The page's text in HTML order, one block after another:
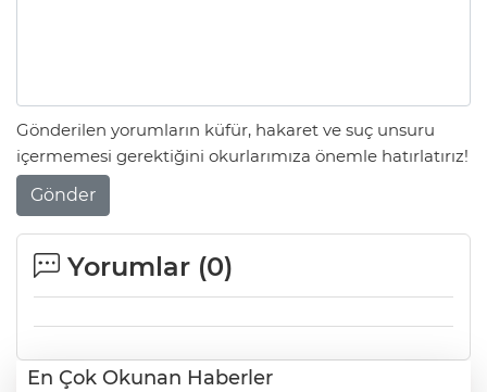
Gönderilen yorumların küfür, hakaret ve suç unsuru
içermemesi gerektiğini okurlarımıza önemle hatırlatırız!
Gönder
Yorumlar (0)
En Çok Okunan Haberler